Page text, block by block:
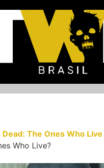
The Ones Who Live
Who Live?